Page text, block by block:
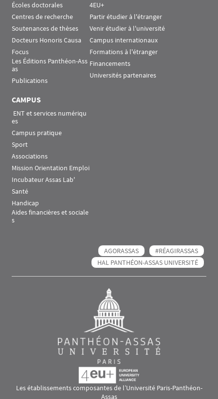
Écoles doctorales
Centres de recherche
Soutenances de thèses
Docteurs Honoris Causa
Focus
Les Éditions Panthéon-Ass
as
Publications
4EU+
Partir étudier à l'étranger
Venir étudier à l'université
Campus internationaux
Formations à l'étranger
Financements
Universités partenaires
CAMPUS
es
Campus pratique
Sport
Associations
Mission Orientation Emploi
Incubateur Assas Lab'
Santé
Handicap
Aides financières et sociale
s
AGORASSAS
#RÉAGIRASSAS
HAL PANTHÉON-ASSAS UNIVERSITÉ
Les établissements composantes de l’Université Paris-Panthéon-
Assas